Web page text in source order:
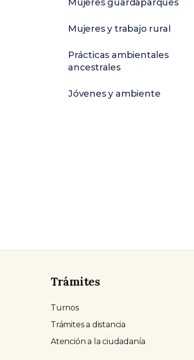
Mujeres guardaparques
Mujeres y trabajo rural
Prácticas ambientales
ancestrales
Jóvenes y ambiente
Trámites
Turnos
Trámites a distancia
Atención a la ciudadanía